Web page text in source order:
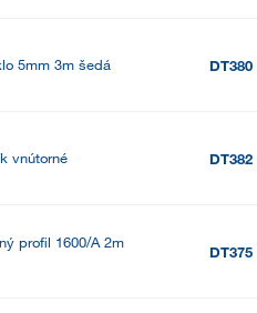
5mm 3m šedá DT380
vnútorné DT382
profil 1600/A 2m
DT375